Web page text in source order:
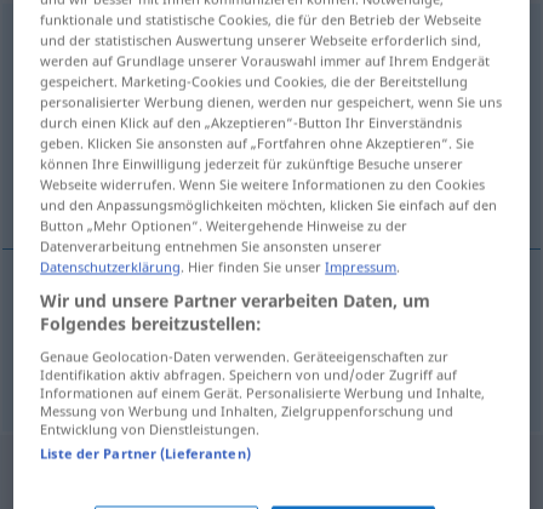
besprizornik
Übersicht aller Übersetzungen
(Für mehr Details die Übersetzung anklicken/antippen)
verwahrlostes Kind, verwahrloster
Jugendlicher
verwahrlostesKind besprizornik
verwahrloster Jugendlicher besprizornik
funktionale und statistische Cookies, die für den Betrieb der Webseite
und der statistischen Auswertung unserer Webseite erforderlich sind,
werden auf Grundlage unserer Vorauswahl immer auf Ihrem Endgerät
gespeichert. Marketing-Cookies und Cookies, die der Bereitstellung
personalisierter Werbung dienen, werden nur gespeichert, wenn Sie uns
durch einen Klick auf den „Akzeptieren“-Button Ihr Einverständnis
geben. Klicken Sie ansonsten auf „Fortfahren ohne Akzeptieren“. Sie
können Ihre Einwilligung jederzeit für zukünftige Besuche unserer
Webseite widerrufen. Wenn Sie weitere Informationen zu den Cookies
und den Anpassungsmöglichkeiten möchten, klicken Sie einfach auf den
Button „Mehr Optionen“. Weitergehende Hinweise zu der
Datenverarbeitung entnehmen Sie ansonsten unserer
Datenschutzerklärung. Hier finden Sie unserImpressum.
Wir und unsere Partner verarbeiten Daten, um
Folgendes bereitzustellen:
Genaue Geolocation-Daten verwenden. Geräteeigenschaften zur
Identifikation aktiv abfragen. Speichern von und/oder Zugriff auf
Informationen auf einem Gerät. Personalisierte Werbung und Inhalte,
Messung von Werbung und Inhalten, Zielgruppenforschung und
Entwicklung von Dienstleistungen.
Liste der Partner (Lieferanten)